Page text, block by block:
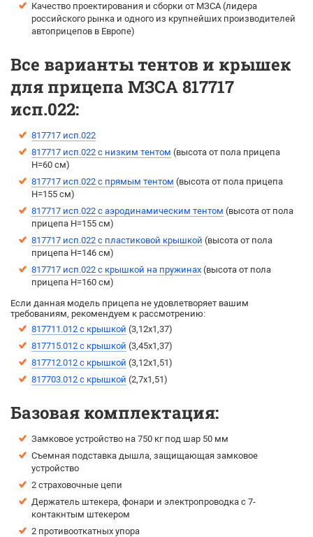
Качество проектирования и сборки от МЗСА (лидера
российского рынка и одного из крупнейших производителей
автоприцепов в Европе)
Все варианты тентов и крышек
для прицепа МЗСА 817717
исп.022:
817717 исп.022
817717 исп.022 с низким тентом (высота от пола прицепа
H=60 см)
817717 исп.022 с прямым тентом (выcота от пола прицепа
H=155 см)
817717 исп.022 с аэродинамическим тентом (выcота от пола
прицепа H=155 см)
817717 исп.022 с пластиковой крышкой (высота от пола
прицепа H=146 см)
817717 исп.022 c крышкой на пружинах (высота от пола
прицепа H=160 см)
Если данная модель прицепа не удовлетворяет вашим
требованиям, рекомендуем к рассмотрению:
817711.012 с крышкой (3,12х1,37)
817715.012 с крышкой (3,45х1,37)
817712.012 с крышкой (3,12х1,51)
817703.012 с крышкой (2,7х1,51)
Базовая комплектация:
Замковое устройство на 750 кг под шар 50 мм
Съемная подставка дышла, защищающая замковое
устройство
2 страховочные цепи
Держатель штекера, фонари и электропроводка с 7-
контакнтым штекером
2 противооткатных упора